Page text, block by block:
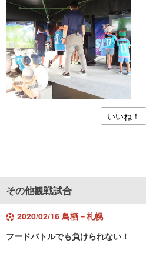
いいね！
その他観戦試合
2020/02/16 鳥栖－札幌
フードバトルでも負けられない！